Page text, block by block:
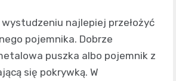
wystudzeniu najlepiej przełożyć
pojemnika. Dobrze
puszka albo pojemnik z
się pokrywką. W